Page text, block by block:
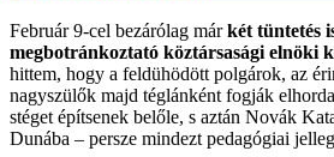
Február 9-cel bezárólag márkét tüntetés
megbotránkoztató köztársasági elnöki
hittem, hogy a feldühödött polgárok, az
nagyszülők majd téglánként fogják
stéget építsenek belőle, s aztán Novák
Dunába – persze mindezt pedagógiai